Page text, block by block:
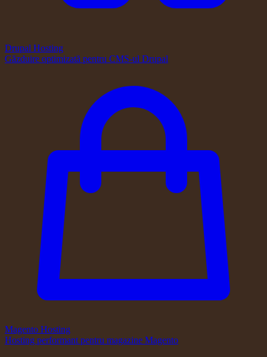
Drupal Hosting
Găzduire optimizată pentru CMS-ul Drupal
Magento Hosting
Hosting performant pentru magazine Magento